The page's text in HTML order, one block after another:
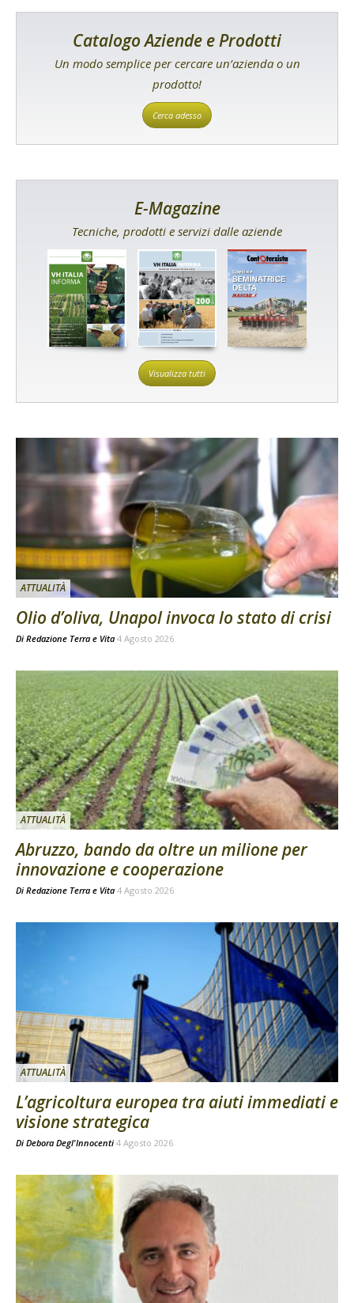
Catalogo Aziende e Prodotti
Un modo semplice per cercare un’azienda o un
prodotto!
Cerca adesso
E-Magazine
Tecniche, prodotti e servizi dalle aziende
Visualizza tutti
ATTUALITÀ
Olio d’oliva, Unapol invoca lo stato di crisi
Di Redazione Terra e Vita 4 Agosto 2026
ATTUALITÀ
Abruzzo, bando da oltre un milione per
innovazione e cooperazione
Di Redazione Terra e Vita 4 Agosto 2026
ATTUALITÀ
L’agricoltura europea tra aiuti immediati e
visione strategica
Di Debora Degl'Innocenti 4 Agosto 2026